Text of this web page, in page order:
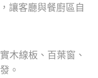
讓客廳與餐廚區自
木線板、百葉窗、
。